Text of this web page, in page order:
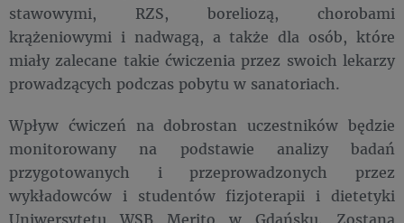
stawowymi, RZS, boreliozą, chorobami
krążeniowymi i nadwagą, a także dla osób, które
miały zalecane takie ćwiczenia przez swoich lekarzy
prowadzących podczas pobytu w sanatoriach.
Wpływ ćwiczeń na dobrostan uczestników będzie
monitorowany na podstawie analizy badań
przygotowanych i przeprowadzonych przez
wykładowców i studentów fizjoterapii i dietetyki
Uniwersytetu WSB Merito w Gdańsku. Zostaną